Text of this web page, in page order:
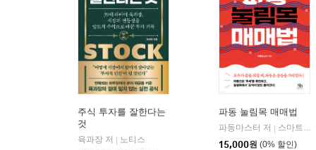
주식 투자를 잘한다는
것
육과장 저
노티스
파동 눌림목 매매법
파동마스터 저
스마트비즈니스
15,000원 (0% 할인)